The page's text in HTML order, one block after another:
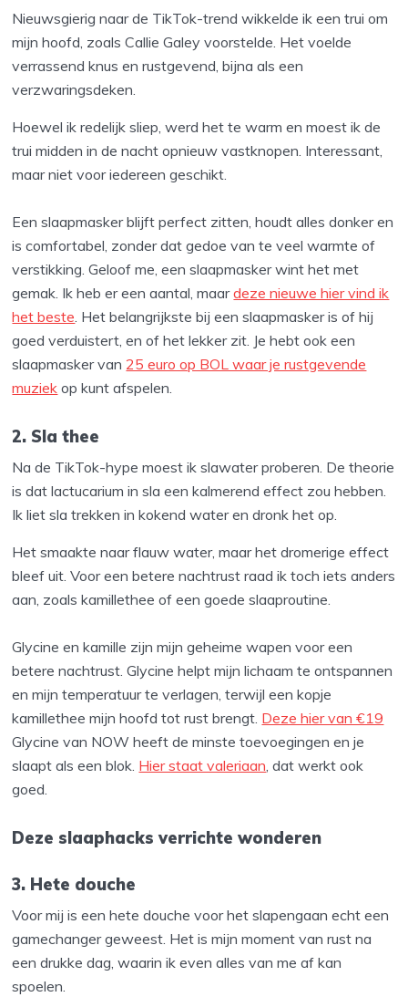
Nieuwsgierig naar de TikTok-trend wikkelde ik een trui om
mijn hoofd, zoals Callie Galey voorstelde. Het voelde
verrassend knus en rustgevend, bijna als een
verzwaringsdeken.
Hoewel ik redelijk sliep, werd het te warm en moest ik de
trui midden in de nacht opnieuw vastknopen. Interessant,
maar niet voor iedereen geschikt.
Een slaapmasker blijft perfect zitten, houdt alles donker en
is comfortabel, zonder dat gedoe van te veel warmte of
verstikking. Geloof me, een slaapmasker wint het met
gemak. Ik heb er een aantal, maardeze nieuwe hier vind ik
het beste. Het belangrijkste bij een slaapmasker is of hij
goed verduistert, en of het lekker zit. Je hebt ook een
slaapmasker van 25 euro op BOL waar je rustgevende
muziek op kunt afspelen.
2. Sla thee
Na de TikTok-hype moest ik slawater proberen. De theorie
is dat lactucarium in sla een kalmerend effect zou hebben.
Ik liet sla trekken in kokend water en dronk het op.
Het smaakte naar flauw water, maar het dromerige effect
bleef uit. Voor een betere nachtrust raad ik toch iets anders
aan, zoals kamillethee of een goede slaaproutine.
Glycine en kamille zijn mijn geheime wapen voor een
betere nachtrust. Glycine helpt mijn lichaam te ontspannen
en mijn temperatuur te verlagen, terwijl een kopje
kamillethee mijn hoofd tot rust brengt. Deze hier van €19
Glycine van NOW heeft de minste toevoegingen en je
slaapt als een blok. Hier staat valeriaan, dat werkt ook
goed.
Deze slaaphacks verrichte wonderen
3. Hete douche
Voor mij is een hete douche voor het slapengaan echt een
gamechanger geweest. Het is mijn moment van rust na
een drukke dag, waarin ik even alles van me af kan
spoelen.